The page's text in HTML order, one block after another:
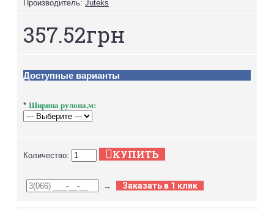
Производитель: Juteks
357.52грн
Доступные варианты
* Ширина рулона,м:
Количество: КУПИТЬ
→ Заказать в 1 клик